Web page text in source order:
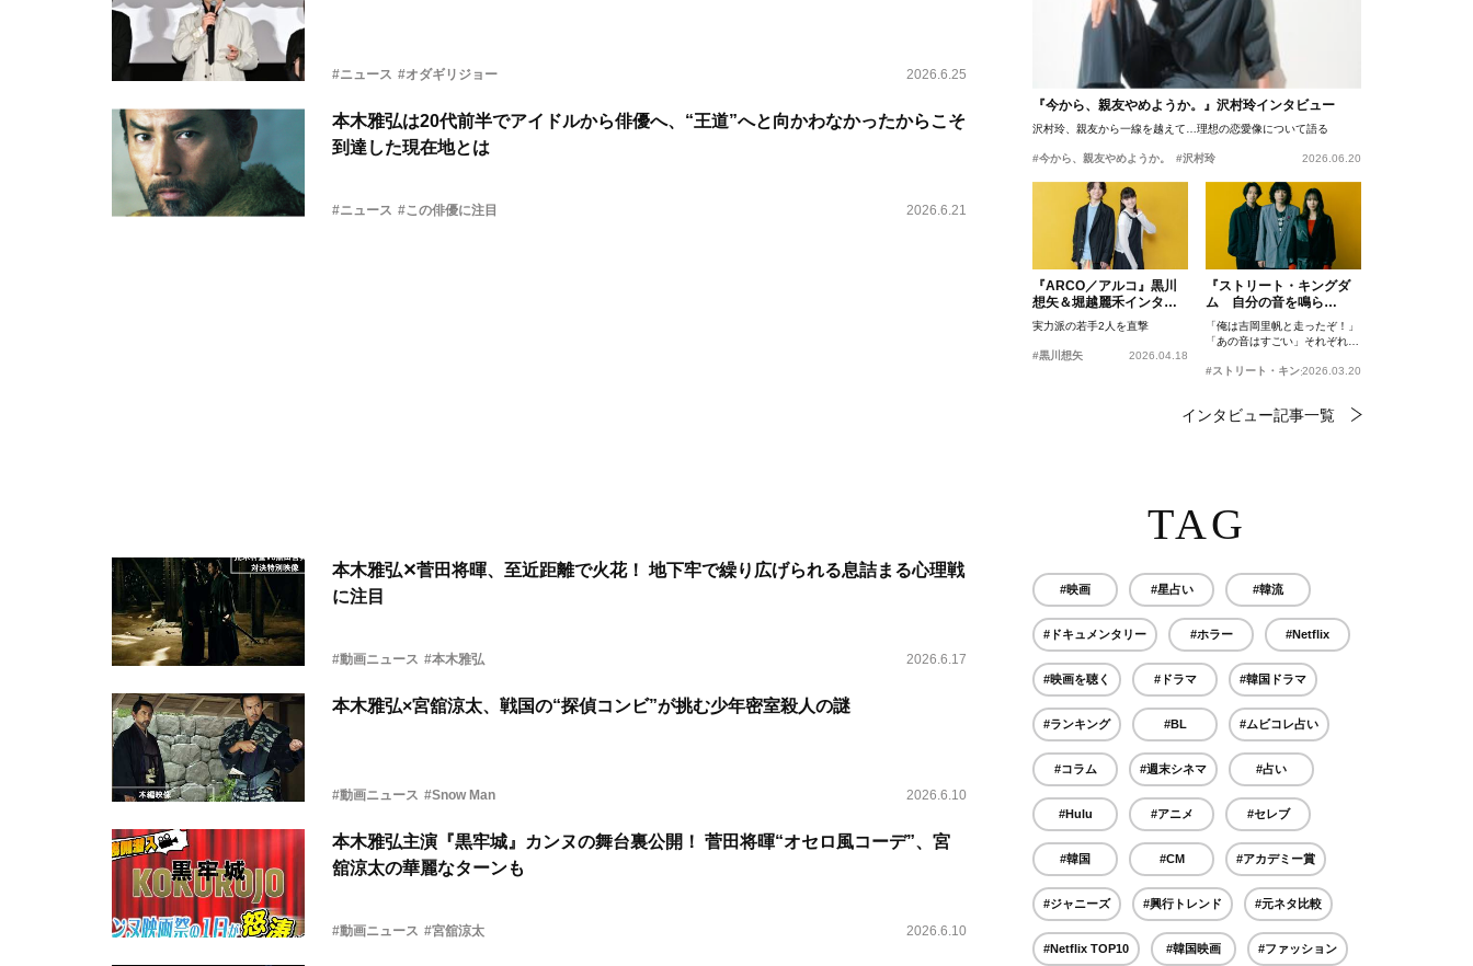
#ニュース #オダギリジョー 2026.6.25
本木雅弘は20代前半でアイドルから俳優へ、“王道”へと向かわなかったからこそ
到達した現在地とは
#ニュース #この俳優に注目 2026.6.21
本木雅弘✕菅田将暉、至近距離で火花！ 地下牢で繰り広げられる息詰まる心理戦
に注目
#動画ニュース #本木雅弘 2026.6.17
本木雅弘×宮舘涼太、戦国の“探偵コンビ”が挑む少年密室殺人の謎
#動画ニュース #Snow Man 2026.6.10
本木雅弘主演『黒牢城』カンヌの舞台裏公開！ 菅田将暉“オセロ風コーデ”、宮
舘涼太の華麗なターンも
#動画ニュース #宮舘涼太 2026.6.10
『今から、親友やめようか。』沢村玲インタビュー
沢村玲、親友から一線を越えて…理想の恋愛像について語る
#今から、親友やめようか。 #沢村玲 2026.06.20
『ARCO／アルコ』黒川
想矢＆堀越麗禾インタビ
ュー
実力派の若手2人を直撃
#黒川想矢 2026.04.18
『ストリート・キングダ
ム 自分の音を鳴ら
せ。』峯田和伸、若葉竜
也、吉岡里帆インタビュ
ー
「俺は吉岡里帆と走ったぞ！」
「あの音はすごい」それぞれの
#ストリート・キングダム 自分の音を鳴らせ。
2026.03.20
インタビュー記事一覧
TAG
#映画 #星占い #韓流
#ドキュメンタリー #ホラー #Netflix
#映画を聴く #ドラマ #韓国ドラマ
#ランキング #BL #ムビコレ占い
#コラム #週末シネマ #占い
#Hulu #アニメ #セレブ
#韓国 #CM #アカデミー賞
#ジャニーズ #興行トレンド #元ネタ比較
#Netflix TOP10 #韓国映画 #ファッション